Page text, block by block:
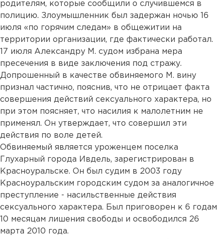
родителям, которые сообщили о случившемся в
полицию. Злоумышленник был задержан ночью 16
июля «по горячим следам» в общежитии на
территории организации, где фактически работал.
17 июля Александру М. судом избрана мера
пресечения в виде заключения под стражу.
Допрошенный в качестве обвиняемого М. вину
признал частично, пояснив, что не отрицает факта
совершения действий сексуального характера, но
при этом поясняет, что насилия к малолетним не
применял. Он утверждает, что совершил эти
действия по воле детей.
Обвиняемый является уроженцем поселка
Глухарный города Ивдель, зарегистрирован в
Красноуральске. Он был судим в 2003 году
Красноуральским городским судом за аналогичное
преступление - насильственные действия
сексуального характера. Был приговорен к 6 годам
10 месяцам лишения свободы и освободился 26
марта 2010 года.